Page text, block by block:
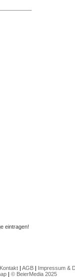
eintragen!
Kontakt| AGB| Impressum &
| © BeierMedia 2025